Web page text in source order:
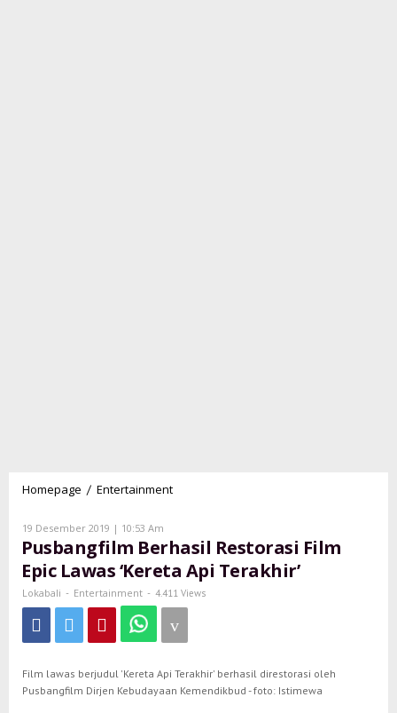
Homepage / EntertainmentPusbangfilm
Film
Epic
Lawas
'Kereta
Api
Terakhir'
19 Desember 2019 | 10:53 Am
Lokabali
Pusbangfilm Berhasil Restorasi Film
Epic Lawas ‘Kereta Api Terakhir’
Lokabali - Entertainment - 4.411 Views
Film lawas berjudul 'Kereta Api Terakhir' berhasil direstorasi oleh
Pusbangfilm Dirjen Kebudayaan Kemendikbud - foto: Istimewa